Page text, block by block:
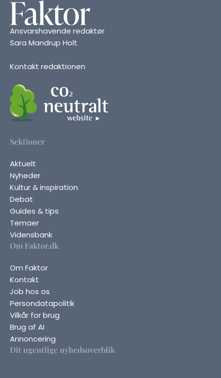
Ansvarshavende redaktør
Sara Mandrup Holt
Kontakt redaktionen
Sektioner
Aktuelt
Nyheder
Kultur & inspiration
Debat
Guides & tips
Temaer
Vidensbank
Om Faktor.dk
Om Faktor
Kontakt
Job hos os
Persondatapolitik
Vilkår for brug
Brug af AI
Annoncering
Dit ugentlige nyhedsoverblik